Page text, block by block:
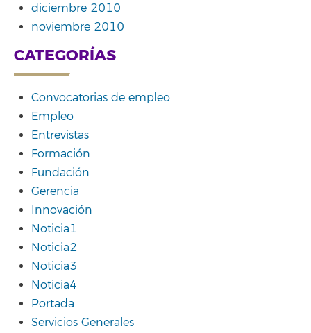
diciembre 2010
noviembre 2010
CATEGORÍAS
Convocatorias de empleo
Empleo
Entrevistas
Formación
Fundación
Gerencia
Innovación
Noticia1
Noticia2
Noticia3
Noticia4
Portada
Servicios Generales